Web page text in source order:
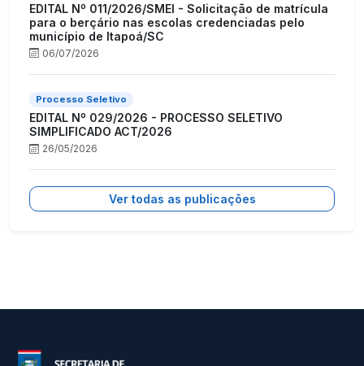
EDITAL Nº 011/2026/SMEI - Solicitação de matrícula
para o berçário nas escolas credenciadas pelo
município de Itapoá/SC
06/07/2026
Processo Seletivo
EDITAL Nº 029/2026 - PROCESSO SELETIVO
SIMPLIFICADO ACT/2026
26/05/2026
Ver todas as publicações